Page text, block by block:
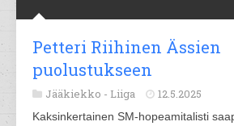
Petteri Riihinen Ässien
puolustukseen
Jääkiekko - Liiga 12.5.2025
Kaksinkertainen SM-hopeamitalisti